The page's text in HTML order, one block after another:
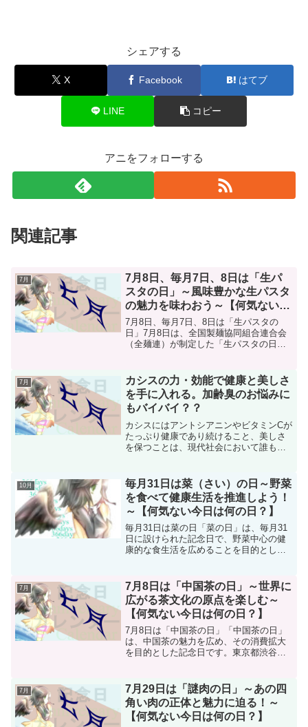
シェアする
X Facebook はてブ
LINE コピー
アニをフォローする
関連記事
7月
7月8日、毎月7日、8日は「生パ
スタの日」～風味豊かな生パスタ
の魅力を味わおう～【何気ない今
日は何の日？】
7月8日、毎月7日、8日は「生パスタの
日」7月8日は、全国製麺協同組合連合会
（全麺連）が制定した「生パスタの日」
また、全麺連では毎月7日と8日も「生パ
スタの日」として...
7月
カシスの力・効能で健康と美しさ
を手に入れる。加齢臭のお悩みに
もバイバイ？？
カシスにはアントシアニンやビタミンCが
たっぷり健康であり続けること、美しさ
を保つことは、現代社会において誰もが
美しさの維持は日々の生活に欠かせない
課題となっています...
10月
毎月31日は菜（さい）の日～野菜
を食べて健康生活を推進しよう！
～【何気ない今日は何の日？】
毎月31日は菜の日「菜の日」は、毎月31
日に設けられた記念日で、野菜中心の健
康的な食生活を広めることを目的として
制定し、日本記念日協会により認定され
ました。(func...
7月
7月8日は「中国茶の日」～世界に
広がる茶文化の原点を楽しむ～
【何気ない今日は何の日？】
7月8日は「中国茶の日」「中国茶の日」
は、中国茶の魅力を広め、その消費拡大
を目的とした記念日です。東京都渋谷区
日は、中国茶が持つ豊かな歴史と文化を
改めて考え...
7月
7月29日は「謎肉の日」～あの四
角い肉の正体と魅力に迫る！～
【何気ない今日は何の日？】